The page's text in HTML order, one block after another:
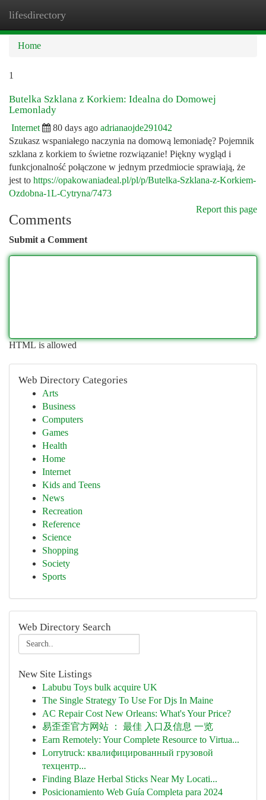
lifesdirectory
Home
1
Butelka Szklana z Korkiem: Idealna do Domowej
Lemonlady
Internet 80 days ago adrianaojde291042
Szukasz wspaniałego naczynia na domową lemoniadę? Pojemnik
szklana z korkiem to świetne rozwiązanie! Piękny wygląd i
funkcjonalność połączone w jednym przedmiocie sprawiają, że
jest to https://opakowaniadeal.pl/pl/p/Butelka-Szklana-z-Korkiem-
Ozdobna-1L-Cytryna/7473
Report this page
Comments
Submit a Comment
HTML is allowed
Web Directory Categories
Arts
Business
Computers
Games
Health
Home
Internet
Kids and Teens
News
Recreation
Reference
Science
Shopping
Society
Sports
Web Directory Search
New Site Listings
Labubu Toys bulk acquire UK
The Single Strategy To Use For Djs In Maine
AC Repair Cost New Orleans: What's Your Price?
易歪歪官方网站 ： 最佳 入口及信息 一览
Earn Remotely: Your Complete Resource to Virtua...
Lorrytruck: квалифицированный грузовой
техцентр...
Finding Blaze Herbal Sticks Near My Locati...
Posicionamiento Web Guía Completa para 2024